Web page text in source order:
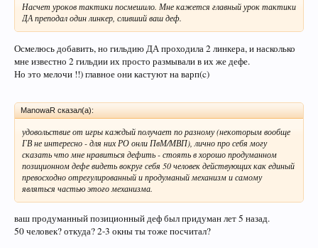
Насчет уроков тактики посмешило. Мне кажется главный урок тактики
ДА преподал один линкер, сливший ваш деф.
Осмелюсь добавить, но гильдию ДА проходила 2 линкера, и насколько
мне известно 2 гильдии их просто размывали в их же дефе.
Но это мелочи !!) главное они кастуют на варп(c)
ManowaR сказал(а):
удовольствие от игры каждый получает по разному (некоторым вообще
ГВ не интересно - для них РО онли ПвМ/МВП), лично про себя могу
сказать что мне нравиться дефить - стоять в хорошо продуманном
позиционном дефе видеть вокруг себя 50 человек действующих как единый
превосходно отрегулированный и продуманый механизм и самому
являться частью этого механизма.
ваш продуманный позиционный деф был придуман лет 5 назад.
50 человек? откуда? 2-3 окны ты тоже посчитал?